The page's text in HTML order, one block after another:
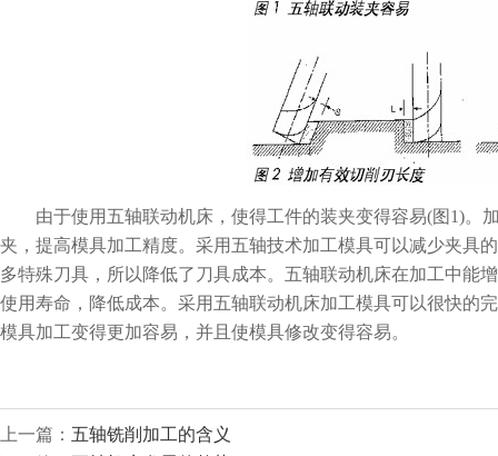
由于使用五轴联动机床，使得工件的装夹变得容易(图1)。
夹，提高模具加工精度。采用五轴技术加工模具可以减少夹具
多特殊刀具，所以降低了刀具成本。五轴联动机床在加工中能
使用寿命，降低成本。采用五轴联动机床加工模具可以很快的
模具加工变得更加容易，并且使模具修改变得容易。
上一篇： 五轴铣削加工的含义